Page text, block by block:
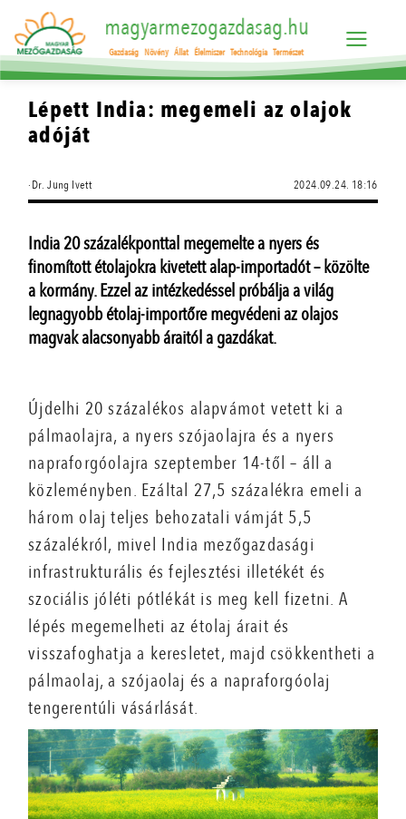
magyarmezogazdasag.hu
Gazdaság Növény Állat Élelmiszer Technológia Természet
Lépett India: megemeli az olajok
adóját
·Dr. Jung Ivett 2024.09.24. 18:16
India 20 százalékponttal megemelte a nyers és
finomított étolajokra kivetett alap-importadót – közölte
a kormány. Ezzel az intézkedéssel próbálja a világ
legnagyobb étolaj-importőre megvédeni az olajos
magvak alacsonyabb áraitól a gazdákat.
Újdelhi 20 százalékos alapvámot vetett ki a
pálmaolajra, a nyers szójaolajra és a nyers
napraforgóolajra szeptember 14-től – áll a
közleményben. Ezáltal 27,5 százalékra emeli a
három olaj teljes behozatali vámját 5,5
százalékról, mivel India mezőgazdasági
infrastrukturális és fejlesztési illetékét és
szociális jóléti pótlékát is meg kell fizetni. A
lépés megemelheti az étolaj árait és
visszafoghatja a keresletet, majd csökkentheti a
pálmaolaj, a szójaolaj és a napraforgóolaj
tengerentúli vásárlását.